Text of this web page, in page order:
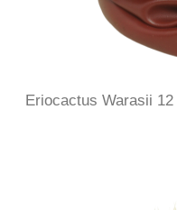
Eriocactus Warasii